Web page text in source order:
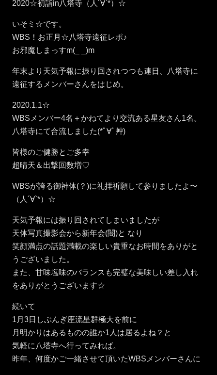
2020☆初詣in八塔寺（人´∀`*）☆
いそミ☆です。
WBS！お正月☆八塔寺遠征レポ♪
お邪魔しまっすm(_ _)m
年末より天気予報に振り回されつつも連日、八塔寺に
遠征するメンバーさんをはじめ。
2020.1.1☆
WBSメンバー4名＋かねてより交流ある星友さん1名。
八塔寺にて合流しました(*ﾟ∀ﾟ艸)
皆様のご健勝とご多幸
超晴天＆出撃回数増♡
WBSが誇る御神体(？)に礼拝祈願して参りましたよ〜
（人´∀`*）☆
天気予報には振り回されてしまいましたが
天体写真撮影会から新年会(闇)と なり
笑顔満点の話題満載の楽しい貴重なお時間をありがと
うございました。
また、甘味塩味のバランスも完璧な美味しい差し入れ
をありがとうございます☆
続いて
1月3日しぶんぎ座流星群極大を前に
月明かりはあるものの誰か1人は居るよね？と
気軽に八塔寺へ行ってみれば。
昨年、何度かご一緒させて頂いたWBSメンバーさんに